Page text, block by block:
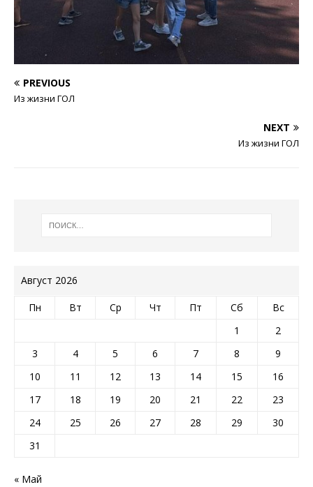
PREVIOUS
Из жизни ГОЛ
NEXT
Из жизни ГОЛ
Август 2026
Пн Вт Ср Чт Пт Сб
Вс
1
2
3
4 5 6 7 8
9
10
11 12 13 14 15
16
17
18 19 20 21 22
23
24
25 26 27 28 29
30
31
« Май